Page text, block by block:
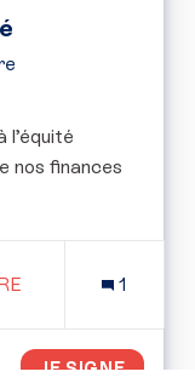
nos finances
1
JE SIGNE